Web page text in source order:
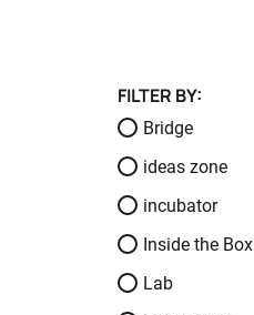
FILTER BY:
Bridge
ideas zone
incubator
Inside the Box
Lab